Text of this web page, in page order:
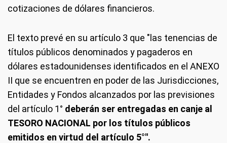
cotizaciones de dólares financieros.
El texto prevé en su artículo 3 que "las tenencias de
títulos públicos denominados y pagaderos en
dólares estadounidenses identificados en el ANEXO
II que se encuentren en poder de las Jurisdicciones,
Entidades y Fondos alcanzados por las previsiones
del artículo 1° deberán ser entregadas en canje al
TESORO NACIONAL por los títulos públicos
emitidos en virtud del artículo 5°".